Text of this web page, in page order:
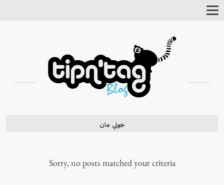
Toggle
جولي مان
Sorry, no posts matched your criteria